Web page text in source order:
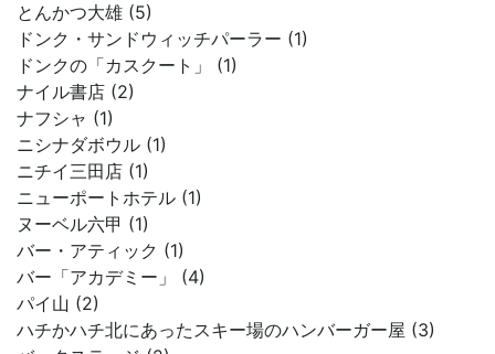
とんかつ大雄 (5)
ドンク・サンドウィッチパーラー (1)
ドンクの「カスクート」 (1)
ナイル書店 (2)
ナフシャ (1)
ニシナダボウル (1)
ニチイ三田店 (1)
ニューポートホテル (1)
ヌーベル六甲 (1)
バー・アティック (1)
バー「アカデミー」 (4)
パイ山 (2)
ハチかハチ北にあったスキー場のハンバーガー屋 (3)